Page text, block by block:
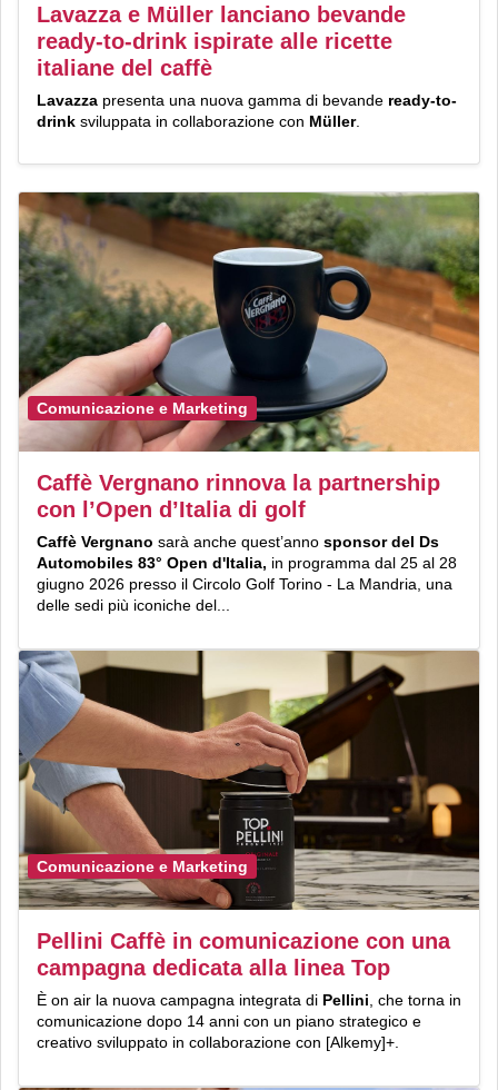
Lavazza e Müller lanciano bevande
ready-to-drink ispirate alle ricette
italiane del caffè
Lavazza presenta una nuova gamma di bevande ready-to-
drink sviluppata in collaborazione con Müller.
Comunicazione e Marketing
Caffè Vergnano rinnova la partnership
con l’Open d’Italia di golf
Caffè Vergnano sarà anche quest’anno sponsor del Ds
Automobiles 83° Open d'Italia, in programma dal 25 al 28
giugno 2026 presso il Circolo Golf Torino - La Mandria, una
delle sedi più iconiche del...
Comunicazione e Marketing
Pellini Caffè in comunicazione con una
campagna dedicata alla linea Top
È on air la nuova campagna integrata di Pellini , che torna in
comunicazione dopo 14 anni con un piano strategico e
creativo sviluppato in collaborazione con [Alkemy]+.